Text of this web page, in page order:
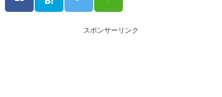
スポンサーリンク